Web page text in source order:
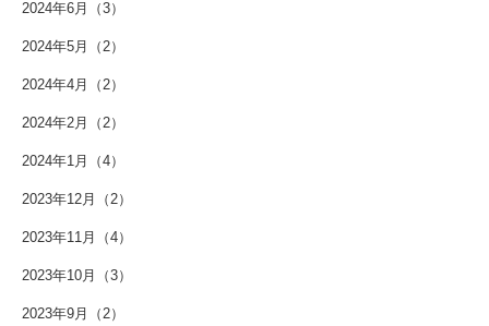
2024年6月（3）
2024年5月（2）
2024年4月（2）
2024年2月（2）
2024年1月（4）
2023年12月（2）
2023年11月（4）
2023年10月（3）
2023年9月（2）